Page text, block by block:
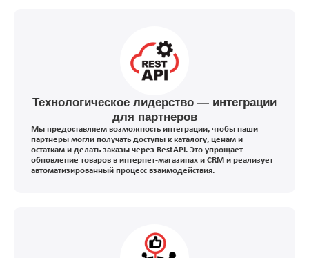
Технологическое лидерство — интеграции
для партнеров
Мы предоставляем возможность интеграции, чтобы наши
партнеры могли получать доступы к каталогу, ценам и
остаткам и делать заказы через RestAPI. Это упрощает
обновление товаров в интернет-магазинах и CRM и реализует
автоматизированный процесс взаимодействия.